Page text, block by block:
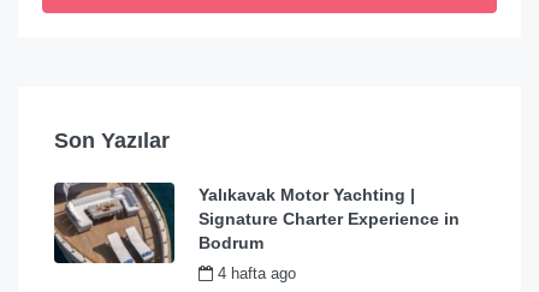
Son Yazılar
Yalıkavak Motor Yachting |
Signature Charter Experience in
Bodrum
4 hafta ago